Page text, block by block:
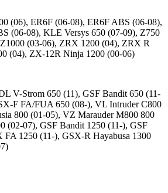
(06), ER6F (06-08), ER6F ABS (06-08),
(06-08), KLE Versys 650 (07-09), Z750
(03-06), ZRX 1200 (04), ZRX R
(04), ZX-12R Ninja 1200 (00-06)
V-Strom 650 (11), GSF Bandit 650 (11-
F FA/FUA 650 (08-), VL Intruder C800
800 (01-05), VZ Marauder M800 800
(02-07), GSF Bandit 1250 (11-), GSF
FA 1250 (11-), GSX-R Hayabusa 1300